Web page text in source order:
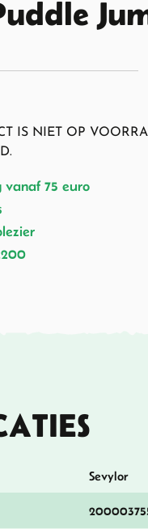
IS NIET OP
vanaf 75 euro
Sevylor